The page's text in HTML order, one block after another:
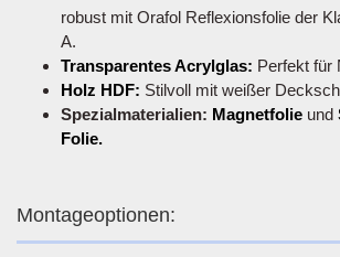
robust mit Orafol Reflexionsfolie der
A.
Transparentes Acrylglas: Perfekt für
Holz HDF: Stilvoll mit weißer
Spezialmaterialien: Magnetfolie und
Folie.
Montageoptionen: